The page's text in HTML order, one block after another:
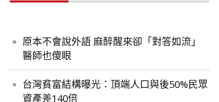
原本不會說外語 麻醉醒來卻「對答如流」
醫師也傻眼
台灣貧富結構曝光：頂端人口與後50%民眾
資產差140倍